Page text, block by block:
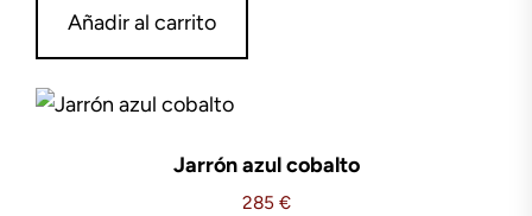
Añadir al carrito
Jarrón azul cobalto
285 €